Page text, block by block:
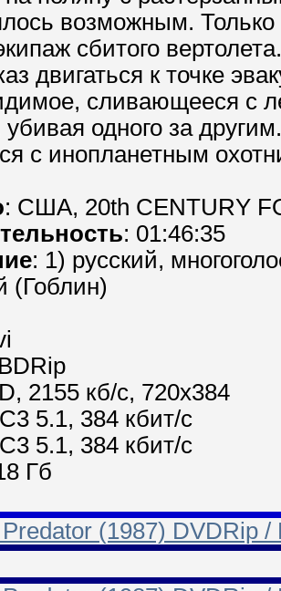
возможным.
сбитого
двигаться к точке
сливающееся с
одного за
с инопланетным
: США, 20th CENTURY
: 01:46:35
: 1) русский,
(Гоблин)
2155 кб/с, 720x384
5.1, 384 кбит/с
5.1, 384 кбит/с
Гб